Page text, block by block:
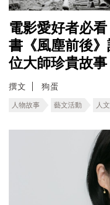
電影愛好者必
書《風塵前後
位大師珍貴故
撰文 狗蛋
人物故事 藝文活動 人